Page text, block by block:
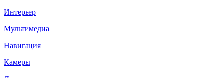
Интерьер
Мультимедиа
Навигация
Камеры